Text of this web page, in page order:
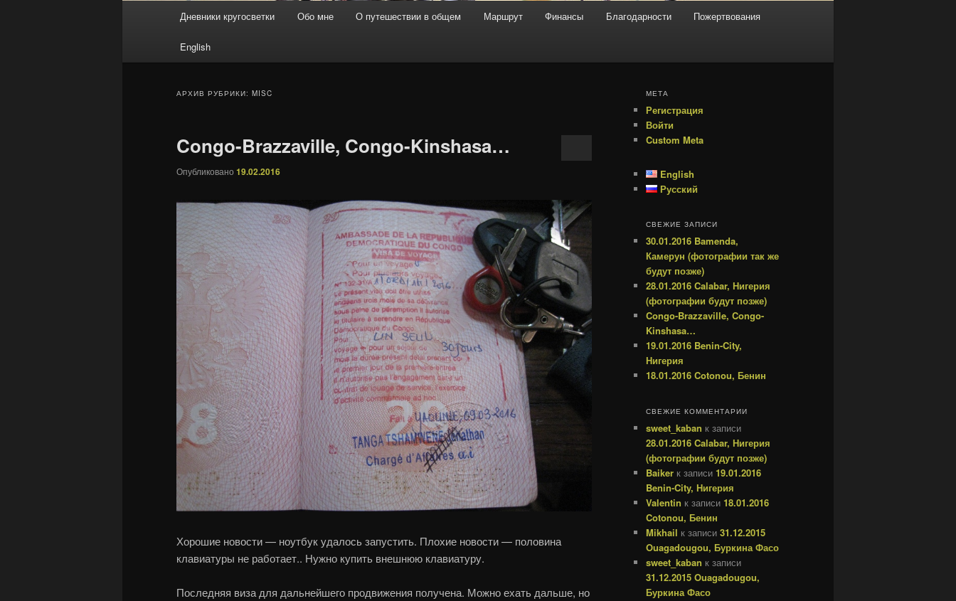
Перейти к основному содержимому
Перейти к дополнительному содержимому
Дневники кругосветки Обо мне О путешествии в общем Маршрут Финансы Благодарности Пожертвования
English
АРХИВ РУБРИКИ: MISC
Congo-Brazzaville, Congo-Kinshasa…
Опубликовано 19.02.2016
Хорошие новости — ноутбук удалось запустить. Плохие новости — половина
клавиатуры не работает.. Нужно купить внешнюю клавиатуру.
Последняя виза для дальнейшего продвижения получена. Можно ехать дальше, но
МЕТА
Регистрация
Войти
Custom Meta
English
Русский
СВЕЖИЕ ЗАПИСИ
30.01.2016 Bamenda,
Камерун (фотографии так же
будут позже)
28.01.2016 Calabar, Нигерия
(фотографии будут позже)
Congo-Brazzaville, Congo-
Kinshasa…
19.01.2016 Benin-City,
Нигерия
18.01.2016 Cotonou, Бенин
СВЕЖИЕ КОММЕНТАРИИ
sweet_kaban к записи
28.01.2016 Calabar, Нигерия
(фотографии будут позже)
Baiker к записи 19.01.2016
Benin-City, Нигерия
Valentin к записи 18.01.2016
Cotonou, Бенин
Mikhail к записи 31.12.2015
Ouagadougou, Буркина Фасо
sweet_kaban к записи
31.12.2015 Ouagadougou,
Буркина Фасо